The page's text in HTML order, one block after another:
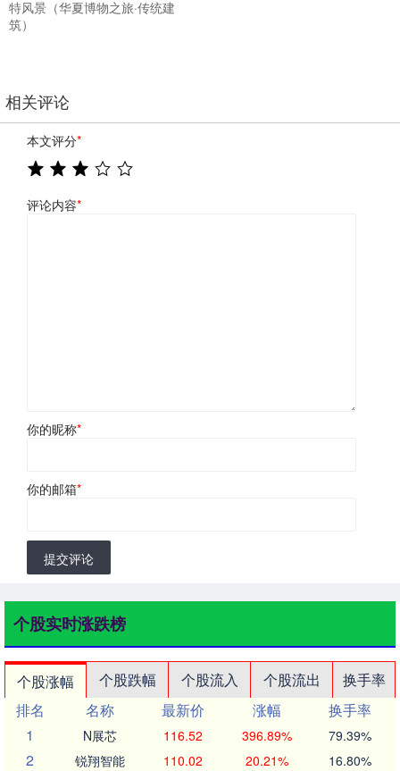
特风景（华夏博物之旅·传统建
筑）
相关评论
本文评分*
评论内容*
你的昵称*
你的邮箱*
提交评论
个股实时涨跌榜
个股涨幅 个股跌幅 个股流入 个股流出
换手率
排名
名称 最新价 涨幅
换手率
1
N展芯 116.52 396.89% 79.39%
2 锐翔智能 110.02 20.21% 16.80%